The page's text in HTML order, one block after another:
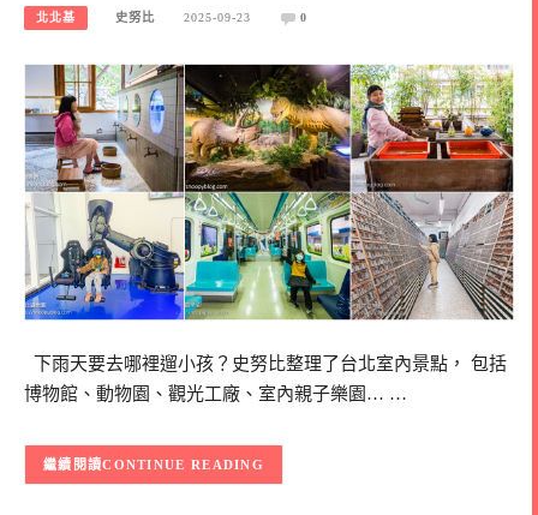
北北基 史努比 2025-09-23 0
下雨天要去哪裡遛小孩？史努比整理了台北室內景點， 包括
博物館、動物園、觀光工廠、室內親子樂園… …
CONTINUE READING